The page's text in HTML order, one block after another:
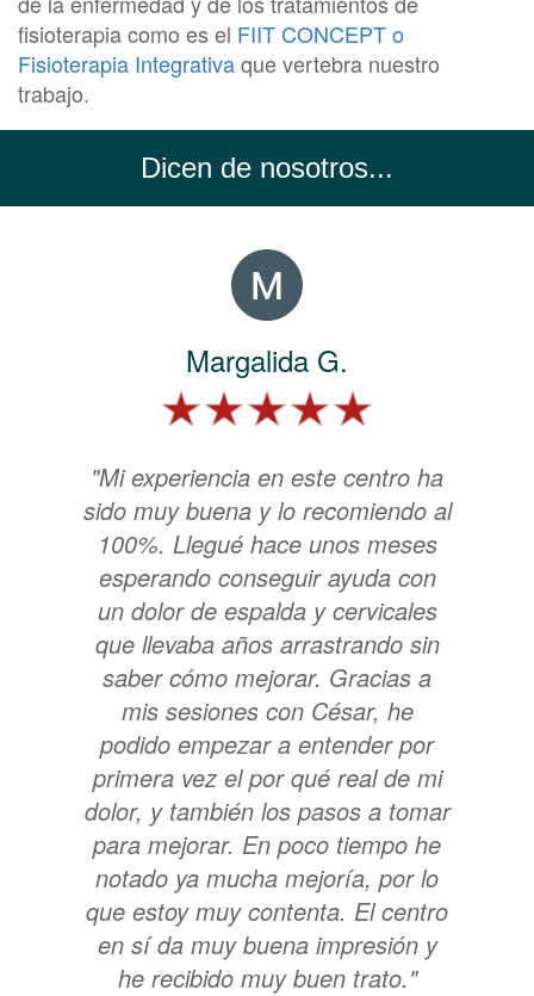
fisioterapia como es el FIIT CONCEPT o
Fisioterapia Integrativaque vertebra nuestro
trabajo.
Dicen de nosotros...
Margalida G.
"Mi experiencia en este centro ha
sido muy buena y lo recomiendo al
100%. Llegué hace unos meses
esperando conseguir ayuda con
un dolor de espalda y cervicales
que llevaba años arrastrando sin
saber cómo mejorar. Gracias a
mis sesiones con César, he
podido empezar a entender por
primera vez el por qué real de mi
dolor, y también los pasos a tomar
para mejorar. En poco tiempo he
notado ya mucha mejoría, por lo
que estoy muy contenta. El centro
en sí da muy buena impresión y
he recibido muy buen trato."